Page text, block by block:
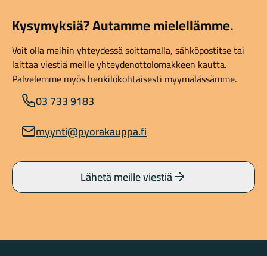
Kysymyksiä? Autamme mielellämme.
Voit olla meihin yhteydessä soittamalla, sähköpostitse tai
laittaa viestiä meille yhteydenottolomakkeen kautta.
Palvelemme myös henkilökohtaisesti myymälässämme.
03 733 9183
myynti@pyorakauppa.fi
Lähetä meille viestiä